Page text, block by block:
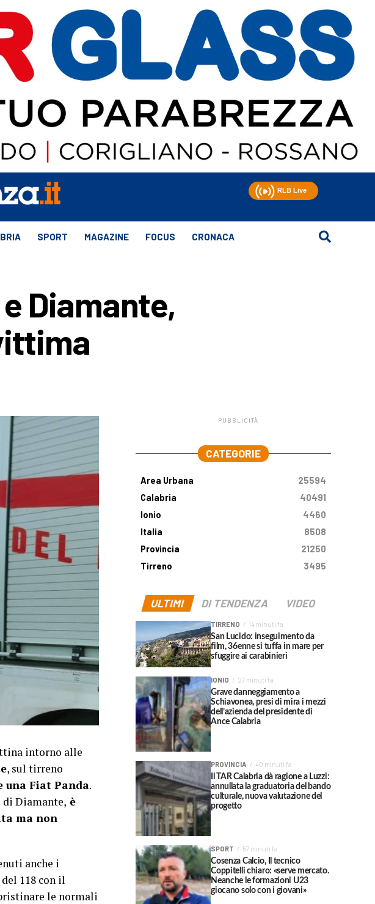
SPORT MAGAZINE FOCUS CRONACA
Diamante,
intorno alle
, sul tirreno
una Fiat Panda.
Diamante, è
ma non
anche i
118 con il
le normali
PUBBLICITÀ
CATEGORIE
Area Urbana
25594
Calabria
40491
Ionio
4460
Italia
8508
Provincia
21250
Tirreno
3495
ULTIMI DI TENDENZA VIDEO
TIRRENO 14 minuti fa
San Lucido: inseguimento da
film, 36enne si tuffa in mare per
sfuggire ai carabinieri
IONIO 27 minuti fa
Grave danneggiamento a
Schiavonea, presi di mira i mezzi
dell’azienda del presidente di
Ance Calabria
PROVINCIA 40 minuti fa
Il TAR Calabria dà ragione a Luzzi:
annullata la graduatoria del bando
culturale, nuova valutazione del
progetto
SPORT 57 minuti fa
Cosenza Calcio, Il tecnico
Coppitelli chiaro: «serve mercato.
Neanche le formazioni U23
giocano solo con i giovani»